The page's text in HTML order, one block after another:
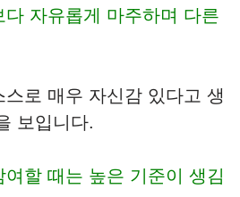
다 자유롭게 마주하며 다른
로 매우 자신감 있다고 생
보입니다.
할 때는 높은 기준이 생김